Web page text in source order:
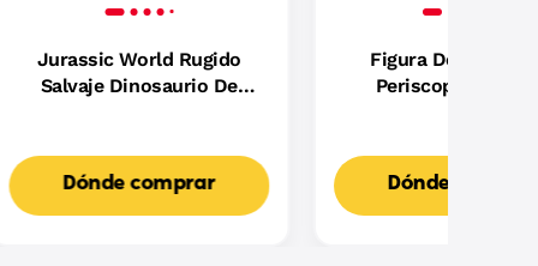
Jurassic World Rugido
Salvaje Dinosaurio De
Dónde comprar
Figura De Acción
Periscopio
Dónde